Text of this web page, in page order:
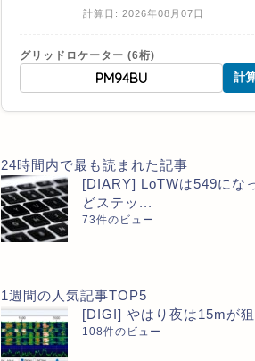
計算日: 2026年08月07日
グリッドロケーター (6桁)
計
24時間内で最も読まれた記事
[DIARY] LoTWは549にな
どステッ...
73件のビュー
1週間の人気記事TOP5
[DIGI] やはり夜は15mが狙
108件のビュー